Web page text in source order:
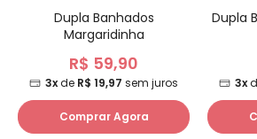
Dupla Banhados
Margaridinha
R$ 59,90
3xde R$ 19,97 sem juros
Comprar Agora
Dupla
3x